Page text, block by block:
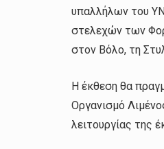
υπαλλήλων του
στελεχών των
στον Βόλο, τη
Η έκθεση θα
Οργανισμό
λειτουργίας της